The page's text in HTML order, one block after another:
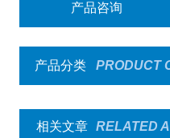
产品咨询
产品分类 PRODUCT
相关文章 RELATED